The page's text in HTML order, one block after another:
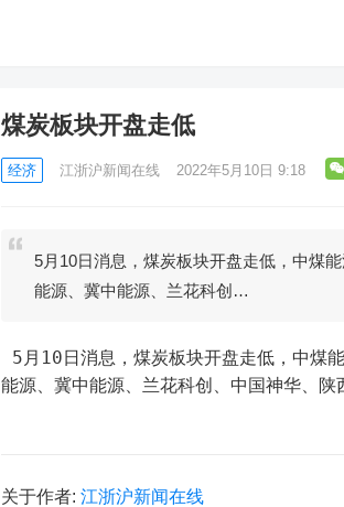
煤炭板块开盘走低
经济 江浙沪新闻在线 2022年5月10日 9:18
5月10日消息，煤炭板块开盘走低，中煤
能源、冀中能源、兰花科创…
能源、冀中能源、兰花科创、中国神华、陕
关于作者: 江浙沪新闻在线